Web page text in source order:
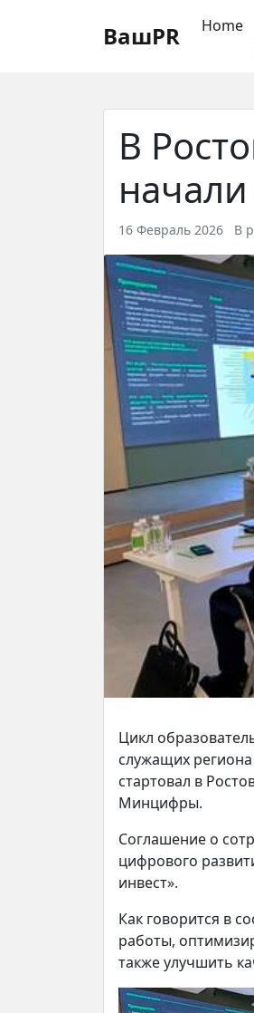
Восстановление
ВашPR Home
В
16 Февраль 2026 В
Цикл
служащих
стартовал в
Минцифры.
Соглашение о
цифрового
инвест».
Как говорится в
работы,
также улучшить